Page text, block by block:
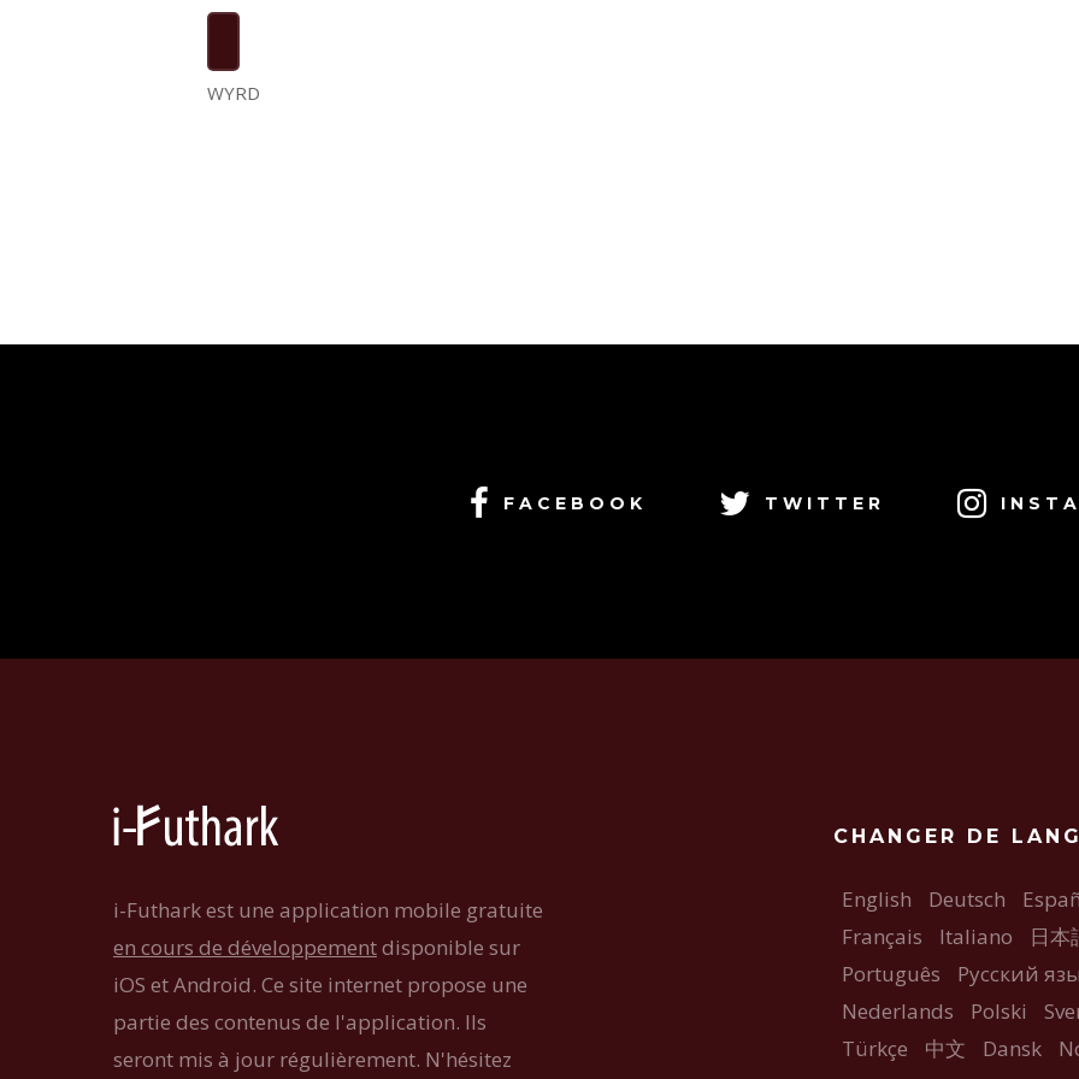
WYRD
FACEBOOK TWITTER
i-Futhark est une application mobile gratuite
en cours de développementdisponible sur
iOS et Android. Ce site internet propose une
partie des contenus de l'application. Ils
seront mis à jour régulièrement. N'hésitez
CHANGER DE
English Deutsch
Français
Italiano 日本
Português
Русский
Nederlands
Polski
Türkçe
中文 Dansk